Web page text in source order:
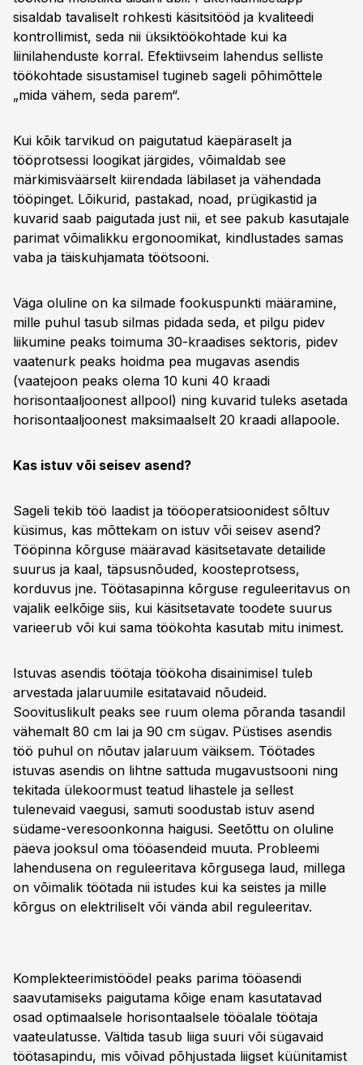
sisaldab tavaliselt rohkesti käsitsitööd ja kvaliteedi
kontrollimist, seda nii üksiktöökohtade kui ka
liinilahenduste korral. Efektiivseim lahendus selliste
töökohtade sisustamisel tugineb sageli põhimõttele
„mida vähem, seda parem“.
Kui kõik tarvikud on paigutatud käepäraselt ja
tööprotsessi loogikat järgides, võimaldab see
märkimisväärselt kiirendada läbilaset ja vähendada
tööpinget. Lõikurid, pastakad, noad, prügikastid ja
kuvarid saab paigutada just nii, et see pakub kasutajale
parimat võimalikku ergonoomikat, kindlustades samas
vaba ja täiskuhjamata töötsooni.
Väga oluline on ka silmade fookuspunkti määramine,
mille puhul tasub silmas pidada seda, et pilgu pidev
liikumine peaks toimuma 30-kraadises sektoris, pidev
vaatenurk peaks hoidma pea mugavas asendis
(vaatejoon peaks olema 10 kuni 40 kraadi
horisontaaljoonest allpool) ning kuvarid tuleks asetada
horisontaaljoonest maksimaalselt 20 kraadi allapoole.
Kas istuv või seisev asend?
Sageli tekib töö laadist ja tööoperatsioonidest sõltuv
küsimus, kas mõttekam on istuv või seisev asend?
Tööpinna kõrguse määravad käsitsetavate detailide
suurus ja kaal, täpsusnõuded, koosteprotsess,
korduvus jne. Töötasapinna kõrguse reguleeritavus on
vajalik eelkõige siis, kui käsitsetavate toodete suurus
varieerub või kui sama töökohta kasutab mitu inimest.
Istuvas asendis töötaja töökoha disainimisel tuleb
arvestada jalaruumile esitatavaid nõudeid.
Soovituslikult peaks see ruum olema põranda tasandil
vähemalt 80 cm lai ja 90 cm sügav. Püstises asendis
töö puhul on nõutav jalaruum väiksem. Töötades
istuvas asendis on lihtne sattuda mugavustsooni ning
tekitada ülekoormust teatud lihastele ja sellest
tulenevaid vaegusi, samuti soodustab istuv asend
südame-veresoonkonna haigusi. Seetõttu on oluline
päeva jooksul oma tööasendeid muuta. Probleemi
lahendusena on reguleeritava kõrgusega laud, millega
on võimalik töötada nii istudes kui ka seistes ja mille
kõrgus on elektriliselt või vända abil reguleeritav.
Komplekteerimistöödel peaks parima tööasendi
saavutamiseks paigutama kõige enam kasutatavad
osad optimaalsele horisontaalsele tööalale töötaja
vaateulatusse. Vältida tasub liiga suuri või sügavaid
töötasapindu, mis võivad põhjustada liigset küünitamist